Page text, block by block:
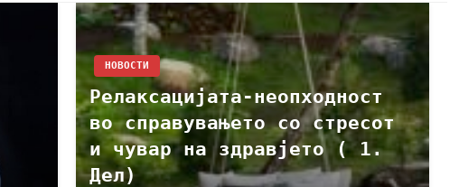
НОВОСТИ
Релаксацијата-неопходност
во справувањето со стресот
и чувар на здравјето ( 1.
Дел)